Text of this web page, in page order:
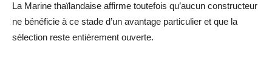
La Marine thaïlandaise affirme toutefois qu’aucun constructeur
ne bénéficie à ce stade d’un avantage particulier et que la
sélection reste entièrement ouverte.